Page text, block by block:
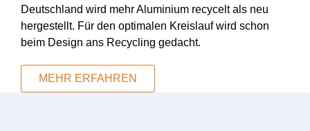
Deutschland wird mehr Aluminium recycelt als neu
hergestellt. Für den optimalen Kreislauf wird schon
beim Design ans Recycling gedacht.
MEHR ERFAHREN